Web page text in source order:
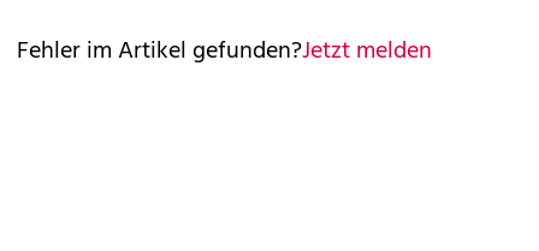
Fehler im Artikel gefunden?Jetzt melden